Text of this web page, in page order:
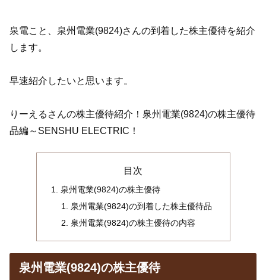
泉電こと、泉州電業(9824)さんの到着した株主優待を紹介
します。
早速紹介したいと思います。
りーえるさんの株主優待紹介！泉州電業(9824)の株主優待
品編～SENSHU ELECTRIC！
目次
泉州電業(9824)の株主優待
泉州電業(9824)の到着した株主優待品
泉州電業(9824)の株主優待の内容
泉州電業(9824)の株主優待